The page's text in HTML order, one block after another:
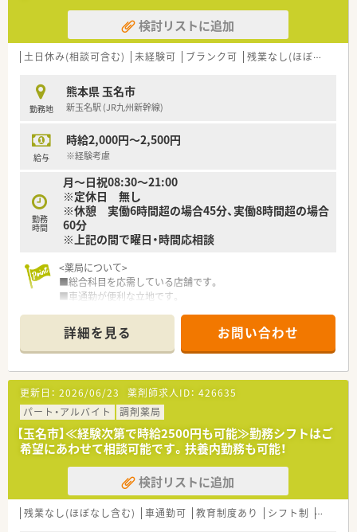
し、組織全体で共通認識を持つことを大切にします。
【勤務実態について】
■平日は17時30分までの勤務で残業もほとんど発生しないた
■休日出勤や夜勤の対応は一切ございませんので、週末はしっか
りと身体を休めてプライベートを満喫できます。
■年間休日は114日確保されており、有給休暇の取得も推奨され
【想定される業務内容】
職種カンファレンスへの参加も担当いただきます。
■外来は院内処方にて1日10名から15名程度対応しており、患者
様一人ひとりと向き合った丁寧な対応が可能です。
■2024年に刷新されたオーダリングシステムや電子カルテを活
用し、正確かつ効率的な薬歴管理業務を行います。
検討リストに追加
土日休み(相談可含む) 未経験可 ブランク可 残業なし(ほぼなし含む)
勤務地
熊本県 玉名市
新玉名駅 (JR九州新幹線)
給与
時給2,000円～2,500円
※経験考慮
勤務
時間
月～日祝08:30～21:00
※定休日 無し
※休憩 実働6時間超の場合45分、実働8時間超の場合
60分
※上記の間で曜日・時間応相談
<薬局について>
■総合科目を応需している店舗です。
■車通勤が便利な立地です。
<こんな方にオススメ>
■人数体制充実した店舗で勤務したい方
■大手調剤薬局の安定した経済基盤で、腰を据えて長く勤務した
い方
＼こんな企業です／
○全国に1,000店舗以上を展開する大手調剤薬局です。
○東京大学病院をはじめ全国の病院の敷地内に薬局を持ってい
ます。
病診薬連携を強化することで、地域にお住いの患者様に高度な
医療の提供を実現しています。
○全店「同一の機械・システム」を採用しており、且つ処方箋の応
需内容が多岐にわたる（敷地内・病院門前・医療モール・CL門前）
ので、
詳細を見る お問い合わせ
更新日： 2026/06/23 薬剤師求人ID： 426635
パート・アルバイト
調剤薬局
【玉名市】≪経験次第で時給2500円も可能≫勤務シフトはご
希望にあわせて相談可能です。扶養内勤務も可能！
検討リストに追加
残業なし(ほぼなし含む) 車通勤可 教育制度あり シフト制 大手チ